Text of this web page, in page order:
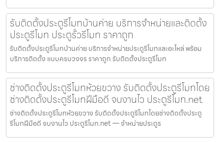
รับติดตั้งประตูรีโมทบ้านค่าย บริการจำหน่ายและติดตั้ง
ประตูรีโมท ประตูรั้วรีโมท ราคาถูก
รับติดตั้งประตูรีโมทบ้านค่าย บริการจำหน่ายประตูรีโมทและอะไหล่ พร้อม
บริการติดตั้ง แบบครบวงจร ราคาถูก รับติดตั้งประตูรีโมท
ช่างติดตั้งประตูรีโมทห้วยขวาง รับติดตั้งประตูรีโมทโดย
ช่างติดตั้งประตูรีโมทฝีมือดี จบงานไว ประตูรีโมท.net
ช่างติดตั้งประตูรีโมทห้วยขวาง รับติดตั้งประตูรีโมทโดยช่างติดตั้งประตู
รีโมทฝีมือดี จบงานไว ประตูรีโมท.net — จำหน่ายประตูร